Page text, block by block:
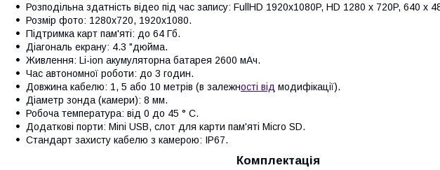
Розподільна здатність відео під час запису: FullHD 1920x1080P, HD 1280 х 720P, 640 х
Розмір фото: 1280х720, 1920x1080.
Підтримка карт пам'яті: до 64 Гб.
Діагональ екрану: 4.3 "дюйма.
Живлення: Li-ion акумуляторна батарея 2600 мАч.
Час автономної роботи: до 3 годин.
Довжина кабелю: 1, 5 або 10 метрів (в залежності від модифікації).
Діаметр зонда (камери): 8 мм.
Робоча температура: від 0 до 45 ° С.
Додаткові порти: Mini USB, слот для карти пам'яті Micro SD.
Стандарт захисту кабелю з камерою: IP67.
Комплектація